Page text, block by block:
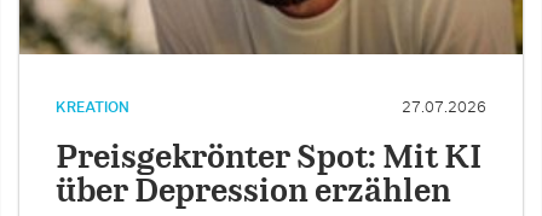
KREATION 27.07.2026
Preisgekrönter Spot: Mit KI
über Depression erzählen